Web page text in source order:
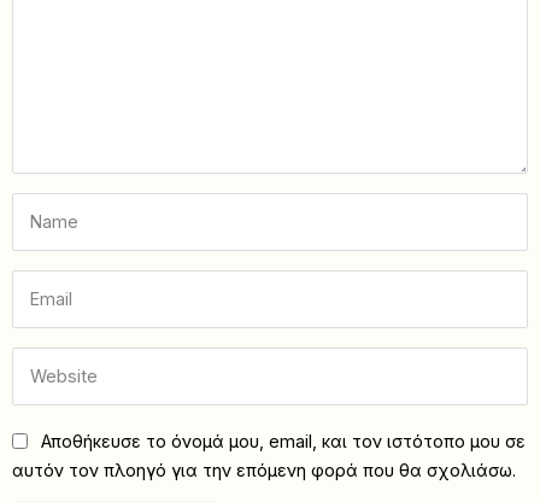
Αποθήκευσε το όνομά μου, email, και τον ιστότοπο μου σε
αυτόν τον πλοηγό για την επόμενη φορά που θα σχολιάσω.